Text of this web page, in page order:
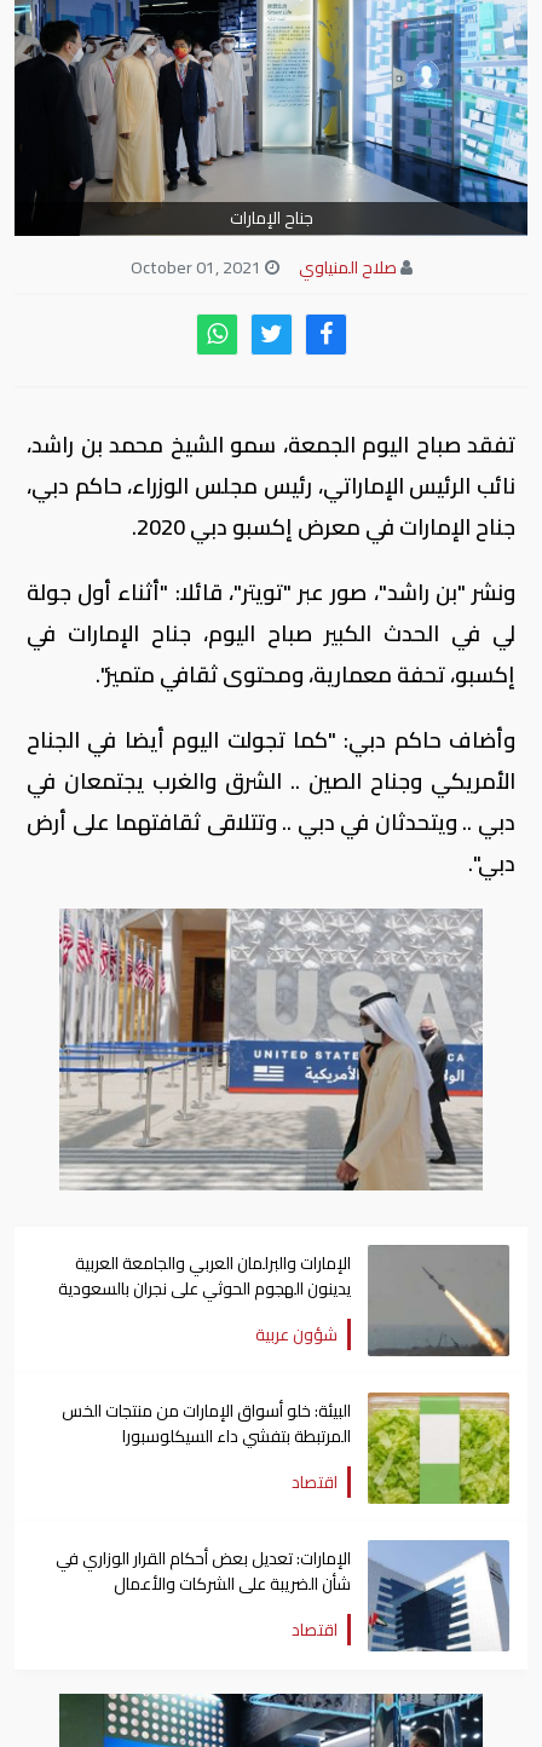
جناح الإمارات
صلاح المنياوي
تفقد صباح اليوم الجمعة، سمو الشيخ محمد بن راشد،
نائب الرئيس الإماراتي، رئيس مجلس الوزراء، حاكم دبي،
جناح الإمارات في معرض إكسبو دبي 2020.
ونشر "بن راشد"، صور عبر "تويتر"، قائلا: "أثناء أول جولة
لي في الحدث الكبير صباح اليوم، جناح الإمارات في
إكسبو، تحفة معمارية، ومحتوى ثقافي متميز".
وأضاف حاكم دبي: "كما تجولت اليوم أيضا في الجناح
الأمريكي وجناح الصين .. الشرق والغرب يجتمعان في
دبي .. ويتحدثان في دبي .. وتتلاقى ثقافتهما على أرض
دبي".
الإمارات والبرلمان العربي والجامعة العربية
يدينون الهجوم الحوثي على نجران بالسعودية
شؤون عربية
البيئة: خلو أسواق الإمارات من منتجات الخس
المرتبطة بتفشي داء السيكلوسبورا
اقتصاد
الإمارات: تعديل بعض أحكام القرار الوزاري في
شأن الضريبة على الشركات والأعمال
اقتصاد